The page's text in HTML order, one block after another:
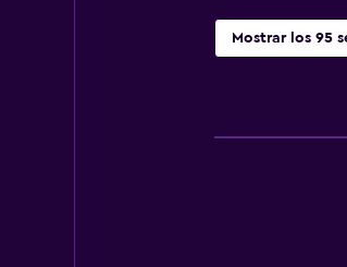
Mostrar los 95